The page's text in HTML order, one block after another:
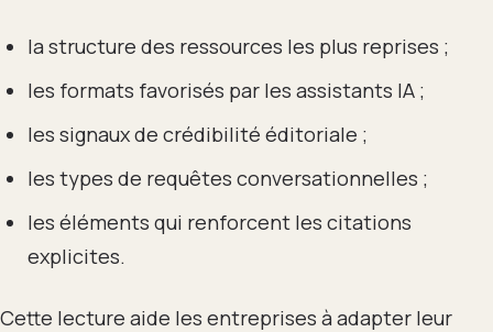
la structure des ressources les plus reprises ;
les formats favorisés par les assistants IA ;
les signaux de crédibilité éditoriale ;
les types de requêtes conversationnelles ;
les éléments qui renforcent les citations
explicites.
Cette lecture aide les entreprises à adapter leur